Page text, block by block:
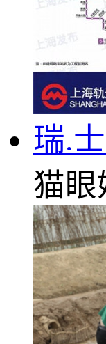
瑞.
猫眼